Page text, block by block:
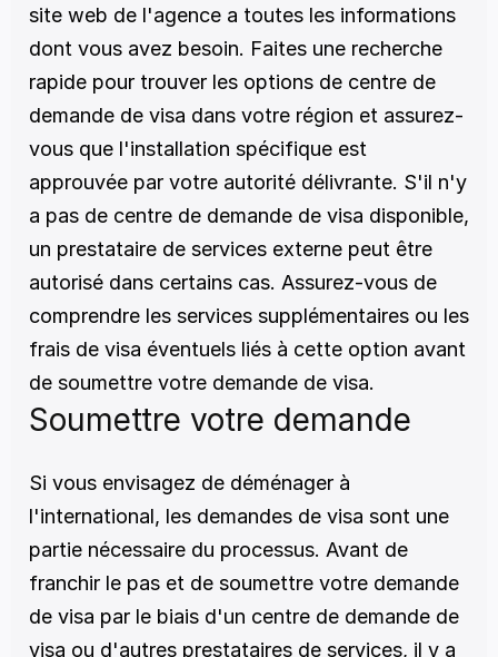
site web de l'agence a toutes les informations
dont vous avez besoin. Faites une recherche
rapide pour trouver les options de centre de
demande de visa dans votre région et assurez-
vous que l'installation spécifique est
approuvée par votre autorité délivrante. S'il n'y
a pas de centre de demande de visa disponible,
un prestataire de services externe peut être
autorisé dans certains cas. Assurez-vous de
comprendre les services supplémentaires ou les
frais de visa éventuels liés à cette option avant
de soumettre votre demande de visa.
Soumettre votre demande
Si vous envisagez de déménager à
l'international, les demandes de visa sont une
partie nécessaire du processus. Avant de
franchir le pas et de soumettre votre demande
de visa par le biais d'un centre de demande de
visa ou d'autres prestataires de services, il y a